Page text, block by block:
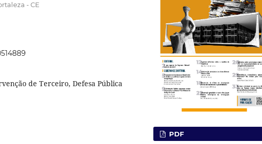
- CE
de Terceiro, Defesa Pública
PDF